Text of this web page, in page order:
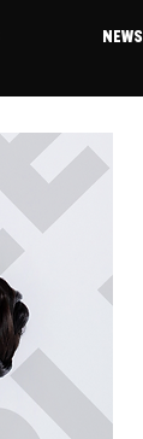
NEWS